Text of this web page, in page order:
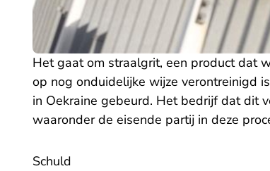
Het gaat om straalgrit, een product dat
op nog onduidelijke wijze verontreinigd
in Oekraine gebeurd. Het bedrijf dat dit
waaronder de eisende partij in deze
Schuld